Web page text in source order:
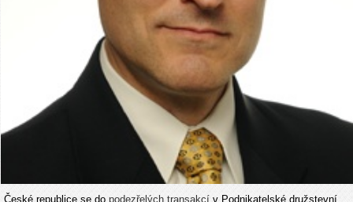
České republice se do podezřelých transakcí v Podnikatelské družstevní